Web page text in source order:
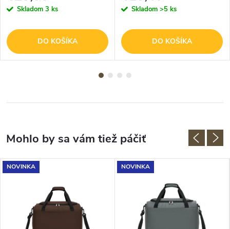
Skladom 3 ks
DO KOŠÍKA
Skladom >5 ks
DO KOŠÍKA
NOVINKA NOVINKA